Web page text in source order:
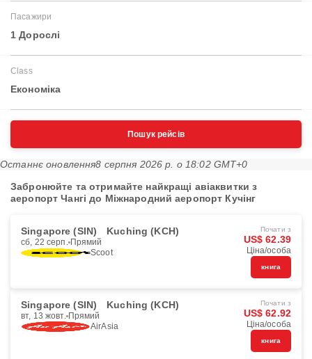
Пасажири
1 Дорослі
Class
Економіка
Пошук рейсів
Останнє оновлення8 серпня 2026 р. о 18:02 GMT+0
Забронюйте та отримайте найкращі авіаквитки з
аеропорт Чангі до Міжнародний аеропорт Кучінг
Singapore (SIN) Kuching (KCH)
сб, 22 серп. Прямий
Scoot
Почати з
US$ 62.39
Ціна/особа
книга
Singapore (SIN) Kuching (KCH)
вт, 13 жовт. Прямий
AirAsia
Почати з
US$ 62.92
Ціна/особа
книга